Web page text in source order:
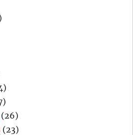
(26)
(23)